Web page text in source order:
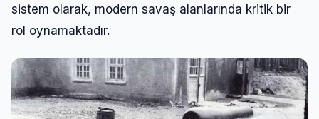
sistem olarak, modern savaş alanlarında kritik bir
rol oynamaktadır.